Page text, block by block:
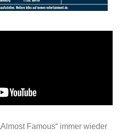
Famous“ immer wieder